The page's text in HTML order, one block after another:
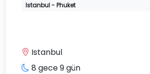
Istanbul - Phuket
Istanbul
8 gece 9 gün